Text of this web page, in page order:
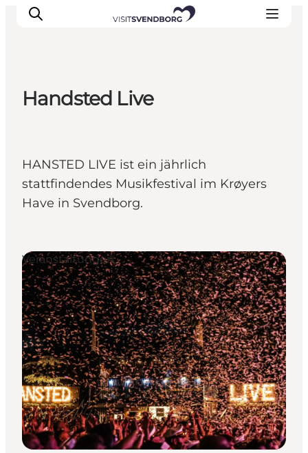
Shopping in Svendborg
Übernachtung
Den Urlaub planen
Handsted Live
HANSTED LIVE ist ein jährlich
stattfindendes Musikfestival im Krøyers
Have in Svendborg.
Veranstaltungen